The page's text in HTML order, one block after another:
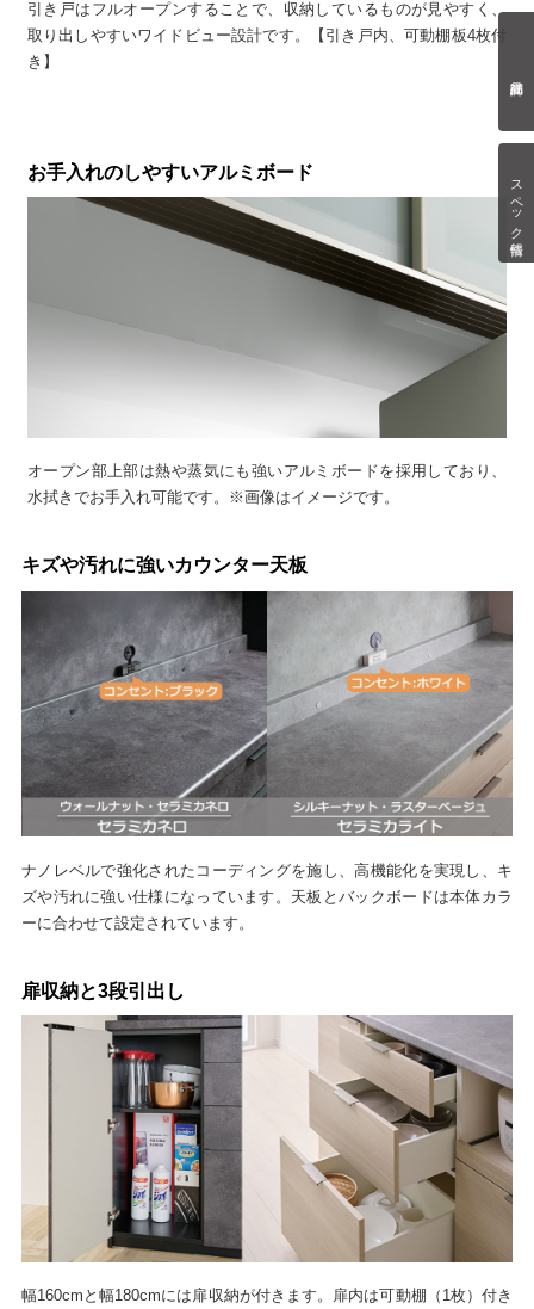
スペック情報
引き戸はフルオープンすることで、収納しているものが見やすく、
取り出しやすいワイドビュー設計です。【引き戸内、可動棚板4枚付
き】
お手入れのしやすいアルミボード
オープン部上部は熱や蒸気にも強いアルミボードを採用しており、
水拭きでお手入れ可能です。※画像はイメージです。
キズや汚れに強いカウンター天板
ナノレベルで強化されたコーディングを施し、高機能化を実現し、キ
ズや汚れに強い仕様になっています。天板とバックボードは本体カラ
ーに合わせて設定されています。
扉収納と3段引出し
幅160cmと幅180cmには扉収納が付きます。扉内は可動棚（1枚）付き